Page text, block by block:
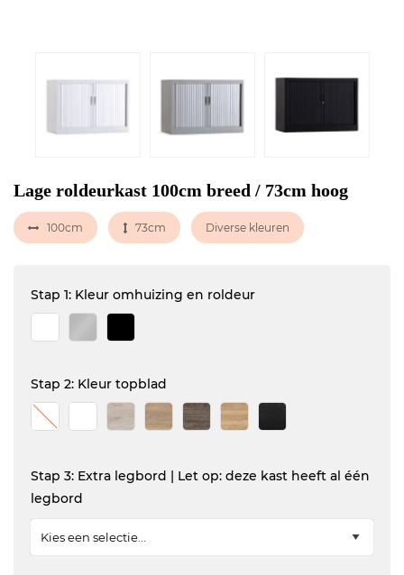
Lage roldeurkast 100cm breed / 73cm hoog
100cm 73cm Diverse kleuren
Stap 1: Kleur omhuizing en roldeur
Stap 2: Kleur topblad
Stap 3: Extra legbord | Let op: deze kast heeft al één
legbord